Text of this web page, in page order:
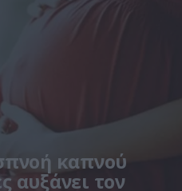
καπνού
αυξάνει τον